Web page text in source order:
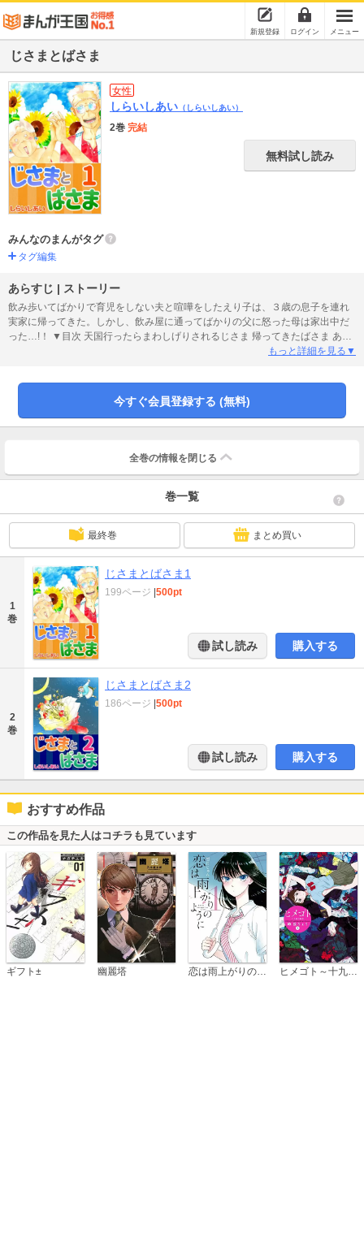
新規登録 ログイン メニュー
じさまとばさま
女性
しらいしあい （しらいしあい）
2巻 完結
無料試し読み
みんなのまんがタグ
タグ編集
あらすじ | ストーリー
飲み歩いてばかりで育児をしない夫と喧嘩をしたえり子は、３歳の息子を連れ
実家に帰ってきた。しかし、飲み屋に通ってばかりの父に怒った母は家出中だ
った…!！ ▼目次 天国行ったらまわしげりされるじさま 帰ってきたばさま あっ
もっと詳細を見る▼
今すぐ会員登録する (無料)
全巻の情報を 閉じる
巻一覧
最終巻 まとめ買い
1
巻
じさまとばさま1
199ページ |500pt
試し読み 購入する
2
巻
じさまとばさま2
186ページ |500pt
試し読み 購入する
おすすめ作品
この作品を見た人はコチラも見ています
ギフト± 幽麗塔 ヒメゴト～十九歳の制服～